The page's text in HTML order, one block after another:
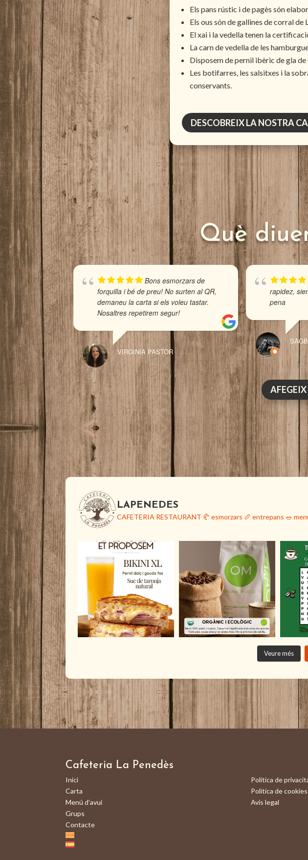
Els pans rústic i de pagès són
Els ous són de gallines de corral
El xai i la vedella tenen la
La carn de vedella de les
Disposem de pernil ibèric de gla
Les botifarres, les salsitxes i la
conservants.
DESCOBREIX LA NOSTRA
Què
Bons esmorzars de
forquilla i bé de preu! No surten al QR,
demaneu la carta si els voleu tastar.
Nosaltres repetirem segur!
VIRGINIA PASTOR
rapidez,
pena
AFEGEIX
LAPENEDES
CAFETERIA RESTAURANT 🥐 esmorzars 🥖 entrepans🥗
Veure més
Cafeteria La Penedès
Inici
Carta
Menú d’avui
Grups
Contacte
Política de
Política de cookies
Avís legal